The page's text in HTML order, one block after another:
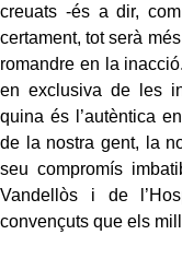
creuats -és a dir,
certament, tot serà
romandre en la
en exclusiva de les
quina és l’autèntica
de la nostra gent, la
seu compromís
Vandellòs i de
convençuts que els